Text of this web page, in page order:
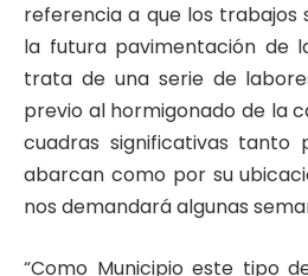
referencia a que los trabajos
la futura pavimentación de
trata de una serie de
previo al hormigonado de la
cuadras significativas tanto
abarcan como por su
nos demandará algunas
“Como Municipio este tipo